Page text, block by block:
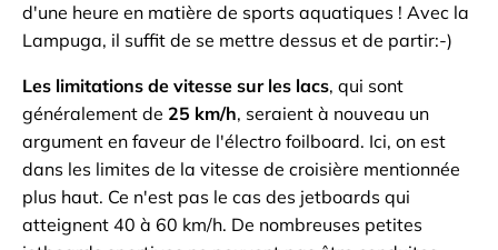
d'une heure en matière de sports aquatiques ! Avec la
Lampuga, il suffit de se mettre dessus et de partir:-)
Les limitations de vitesse sur les lacs, qui sont
généralement de 25 km/h, seraient à nouveau un
argument en faveur de l'électro foilboard. Ici, on est
dans les limites de la vitesse de croisière mentionnée
plus haut. Ce n'est pas le cas des jetboards qui
atteignent 40 à 60 km/h. De nombreuses petites